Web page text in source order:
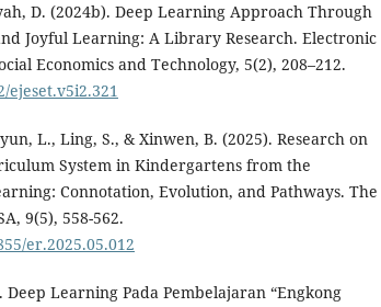
D. (2024b). Deep Learning Approach Through
Joyful Learning: A Library Research. Electronic
Economics and Technology, 5(2), 208–212.
ejeset.v5i2.321
L., Ling, S., & Xinwen, B. (2025). Research on
System in Kindergartens from the
Connotation, Evolution, and Pathways. The
9(5), 558-562.
er.2025.05.012
Learning Pada Pembelajaran “Engkong